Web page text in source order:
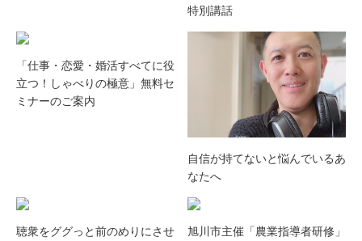
特別講話
「仕事・恋愛・婚活すべてに役
立つ！しゃべりの極意」無料セ
ミナーのご案内
自信が持てないと悩んでいるあ
なたへ
聴衆をググっと前のめりにさせ
旭川市主催「農業指導者研修」